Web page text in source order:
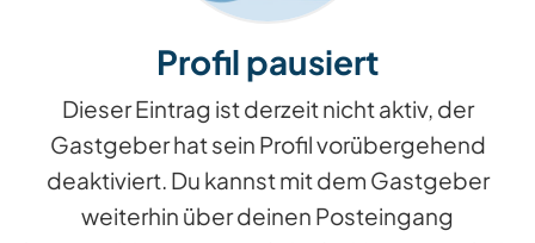
Profil pausiert
Dieser Eintrag ist derzeit nicht aktiv, der
Gastgeber hat sein Profil vorübergehend
deaktiviert. Du kannst mit dem Gastgeber
weiterhin über deinen Posteingang